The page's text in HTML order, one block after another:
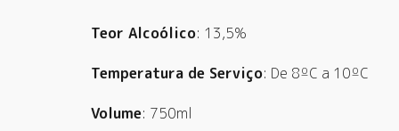
Teor Alcoólico: 13,5%
Temperatura de Serviço: De 8ºC a 10ºC
Volume: 750ml